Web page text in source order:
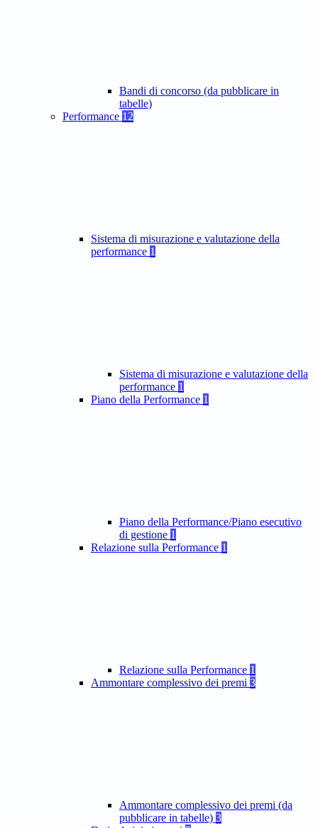
Bandi di concorso (da pubblicare in
tabelle)
Performance 12
Sistema di misurazione e valutazione della
performance 1
Sistema di misurazione e valutazione della
performance 1
Piano della Performance 1
Piano della Performance/Piano esecutivo
di gestione 1
Relazione sulla Performance 1
Relazione sulla Performance 1
Ammontare complessivo dei premi 3
Ammontare complessivo dei premi (da
pubblicare in tabelle) 3